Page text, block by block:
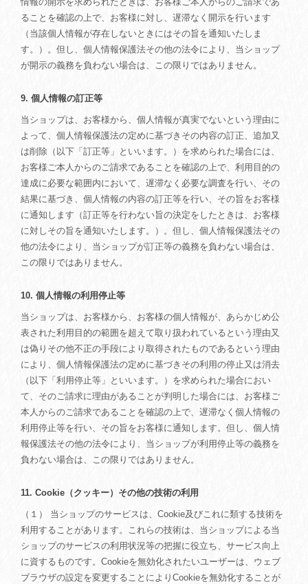
ることを確認の上で、お客様に対し、遅滞なく開示を行います
（当該個人情報が存在しないときにはその旨を通知いたしま
す。）。但し、個人情報保護法その他の法令により、当ショップ
が開示の義務を負わない場合は、この限りではありません。
9. 個人情報の訂正等
当ショップは、お客様から、個人情報が真実でないという理由に
よって、個人情報保護法の定めに基づきその内容の訂正、追加又
は削除（以下「訂正等」といいます。）を求められた場合には、
お客様ご本人からのご請求であることを確認の上で、利用目的の
達成に必要な範囲内において、遅滞なく必要な調査を行い、その
結果に基づき、個人情報の内容の訂正等を行い、その旨をお客様
に通知します（訂正等を行わない旨の決定をしたときは、お客様
に対しその旨を通知いたします。）。但し、個人情報保護法その
他の法令により、当ショップが訂正等の義務を負わない場合は、
この限りではありません。
10. 個人情報の利用停止等
当ショップは、お客様から、お客様の個人情報が、あらかじめ公
表された利用目的の範囲を超えて取り扱われているという理由又
は偽りその他不正の手段により取得されたものであるという理由
により、個人情報保護法の定めに基づきその利用の停止又は消去
（以下「利用停止等」といいます。）を求められた場合におい
て、そのご請求に理由があることが判明した場合には、お客様ご
本人からのご請求であることを確認の上で、遅滞なく個人情報の
利用停止等を行い、その旨をお客様に通知します。但し、個人情
報保護法その他の法令により、当ショップが利用停止等の義務を
負わない場合は、この限りではありません。
11. Cookie（クッキー）その他の技術の利用
（１） 当ショップのサービスは、Cookie及びこれに類する技術を
利用することがあります。これらの技術は、当ショップによる当
ショップのサービスの利用状況等の把握に役立ち、サービス向上
に資するものです。Cookieを無効化されたいユーザーは、ウェブ
ブラウザの設定を変更することによりCookieを無効化することが